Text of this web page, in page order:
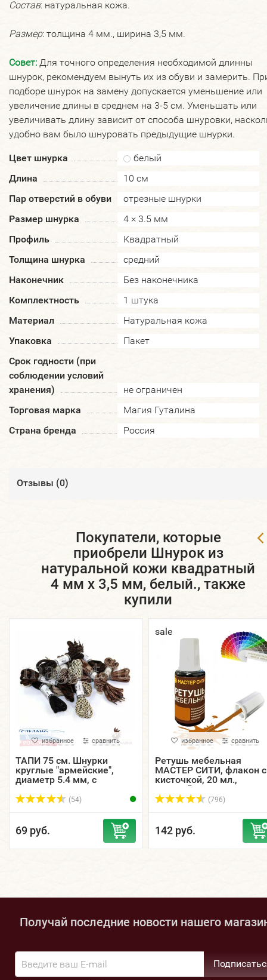
Состав: натуральная кожа.
Размер: толщина 4 мм., ширина 3,5 мм.
Совет: Для точного определения необходимой длинны
шнурок, рекомендуем вынуть их из обуви и замерить.
подборе шнурок на замену допускается уменьшение или
увеличение длины в среднем на 3-5 см. Уменьшать или
увеличивать длину зависит от способа шнуровки,
удобно вам было шнуровать предыдущие шнурки.
Цвет шнурка
белый
Длина
10 см
Пар отверстий в обуви
отрезные шнурки
Размер шнурка
4 × 3.5 мм
Профиль
Квадратный
Толщина шнурка
средний
Наконечник
Без наконечника
Комплектность
1 штука
Материал
Натуральная кожа
Упаковка
Пакет
Срок годности (при
соблюдении условий
хранения)
не ограничен
Торговая марка
Магия Гуталина
Страна бренда
Россия
Отзывы (0)
Покупатели, которые
приобрели Шнурок из
натуральной кожи квадратный
4 мм х 3,5 мм, белый., также
купили
избранное сравнить
ТАПИ 75 см. Шнурки
круглые "армейские",
диаметр 5.4 мм, с
наконечником, цветные.
(54)
69 руб.
sale
избранное сравнить
Ретушь мебельная
МАСТЕР СИТИ, флакон с
кисточкой, 20 мл.,
цветной.
(796)
142 руб.
Получай последние новости нашего